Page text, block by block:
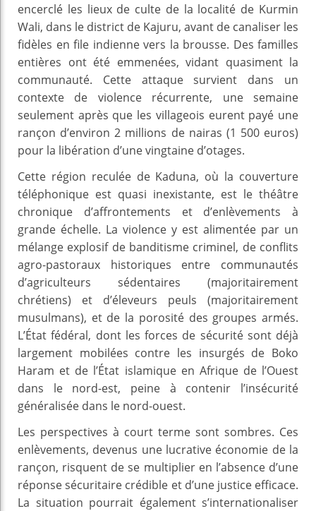
encerclé les lieux de culte de la localité de Kurmin
Wali, dans le district de Kajuru, avant de canaliser les
fidèles en file indienne vers la brousse. Des familles
entières ont été emmenées, vidant quasiment la
communauté. Cette attaque survient dans un
contexte de violence récurrente, une semaine
seulement après que les villageois eurent payé une
rançon d’environ 2 millions de nairas (1 500 euros)
pour la libération d’une vingtaine d’otages.
Cette région reculée de Kaduna, où la couverture
téléphonique est quasi inexistante, est le théâtre
chronique d’affrontements et d’enlèvements à
grande échelle. La violence y est alimentée par un
mélange explosif de banditisme criminel, de conflits
agro-pastoraux historiques entre communautés
d’agriculteurs sédentaires (majoritairement
chrétiens) et d’éleveurs peuls (majoritairement
musulmans), et de la porosité des groupes armés.
L’État fédéral, dont les forces de sécurité sont déjà
largement mobilées contre les insurgés de Boko
Haram et de l’État islamique en Afrique de l’Ouest
dans le nord-est, peine à contenir l’insécurité
généralisée dans le nord-ouest.
Les perspectives à court terme sont sombres. Ces
enlèvements, devenus une lucrative économie de la
rançon, risquent de se multiplier en l’absence d’une
réponse sécuritaire crédible et d’une justice efficace.
La situation pourrait également s’internationaliser